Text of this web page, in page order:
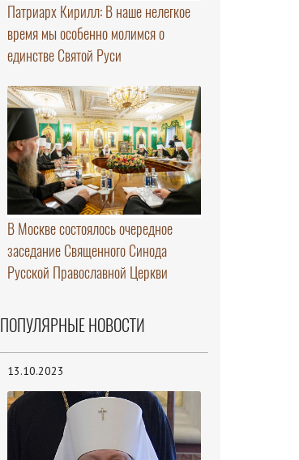
Патриарх Кирилл: В наше нелегкое
время мы особенно молимся о
единстве Святой Руси
В Москве состоялось очередное
заседание Священного Синода
Русской Православной Церкви
ПОПУЛЯРНЫЕ НОВОСТИ
13.10.2023